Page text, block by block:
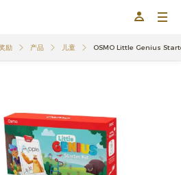
励 产品 儿童 OSMO Little Genius